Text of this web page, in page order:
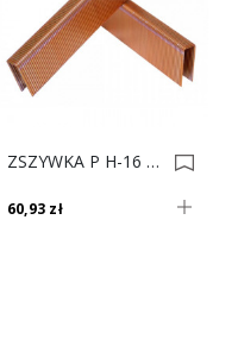
ZSZYWKA P H-16 Op.12000 0001215
60,93 zł